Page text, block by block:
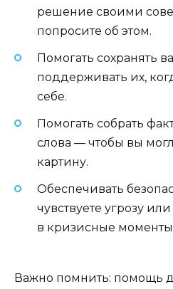
решение своими
попросите об этом.
Помогать сохранять
поддерживать их,
себе.
Помогать собрать
слова — чтобы вы
картину.
Обеспечивать
чувствуете угрозу
в кризисные
Важно помнить: помощь